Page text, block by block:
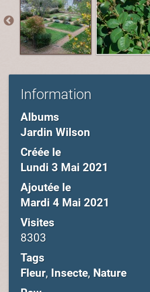
Information
Albums
Jardin Wilson
Créée le
Lundi 3 Mai 2021
Ajoutée le
Mardi 4 Mai 2021
Visites
8303
Tags
Fleur, Insecte, Nature